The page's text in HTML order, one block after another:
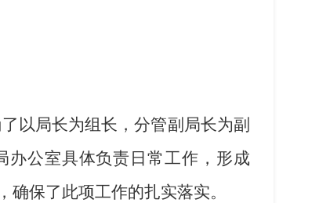
以局长为组长，分管副局长为副
公室具体负责日常工作，形成
保了此项工作的扎实落实。